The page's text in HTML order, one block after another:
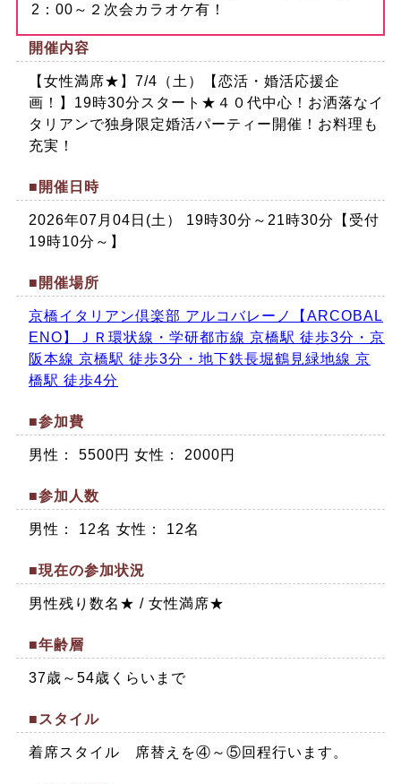
2：00～２次会カラオケ有！
開催内容
【女性満席★】7/4（土）【恋活・婚活応援企
画！】19時30分スタート★４０代中心！お洒落なイ
タリアンで独身限定婚活パーティー開催！お料理も
充実！
■開催日時
2026年07月04日(土） 19時30分～21時30分【受付
19時10分～】
■開催場所
京橋イタリアン倶楽部 アルコバレーノ【ARCOBAL
ENO】ＪＲ環状線・学研都市線 京橋駅 徒歩3分・京
阪本線 京橋駅 徒歩3分・地下鉄長堀鶴見緑地線 京
橋駅 徒歩4分
■参加費
男性： 5500円 女性： 2000円
■参加人数
男性： 12名 女性： 12名
■現在の参加状況
男性残り数名★ / 女性満席★
■年齢層
37歳～54歳くらいまで
■スタイル
着席スタイル 席替えを④～⑤回程行います。